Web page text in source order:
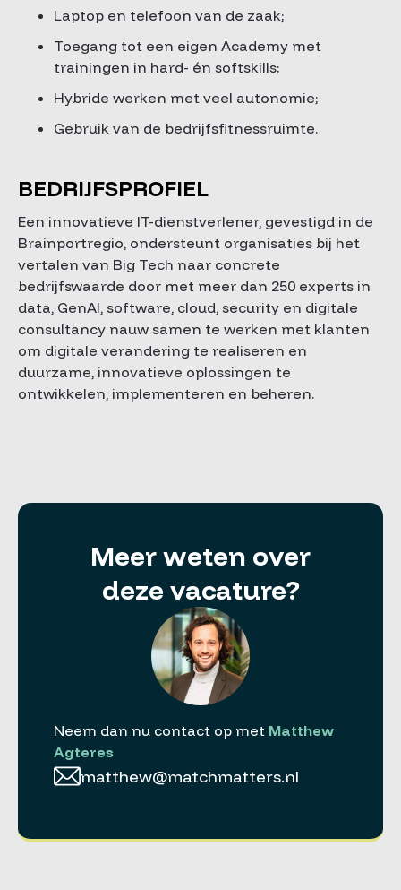
Laptop en telefoon van de zaak;
Toegang tot een eigen Academy met
trainingen in hard- én softskills;
Hybride werken met veel autonomie;
Gebruik van de bedrijfsfitnessruimte.
BEDRIJFSPROFIEL
Een innovatieve IT-dienstverlener, gevestigd in de
Brainportregio, ondersteunt organisaties bij het
vertalen van Big Tech naar concrete
bedrijfswaarde door met meer dan 250 experts in
data, GenAI, software, cloud, security en digitale
consultancy nauw samen te werken met klanten
om digitale verandering te realiseren en
duurzame, innovatieve oplossingen te
ontwikkelen, implementeren en beheren.
Meer weten over
deze vacature?
Neem dan nu contact op met Matthew
Agteres
matthew@matchmatters.nl